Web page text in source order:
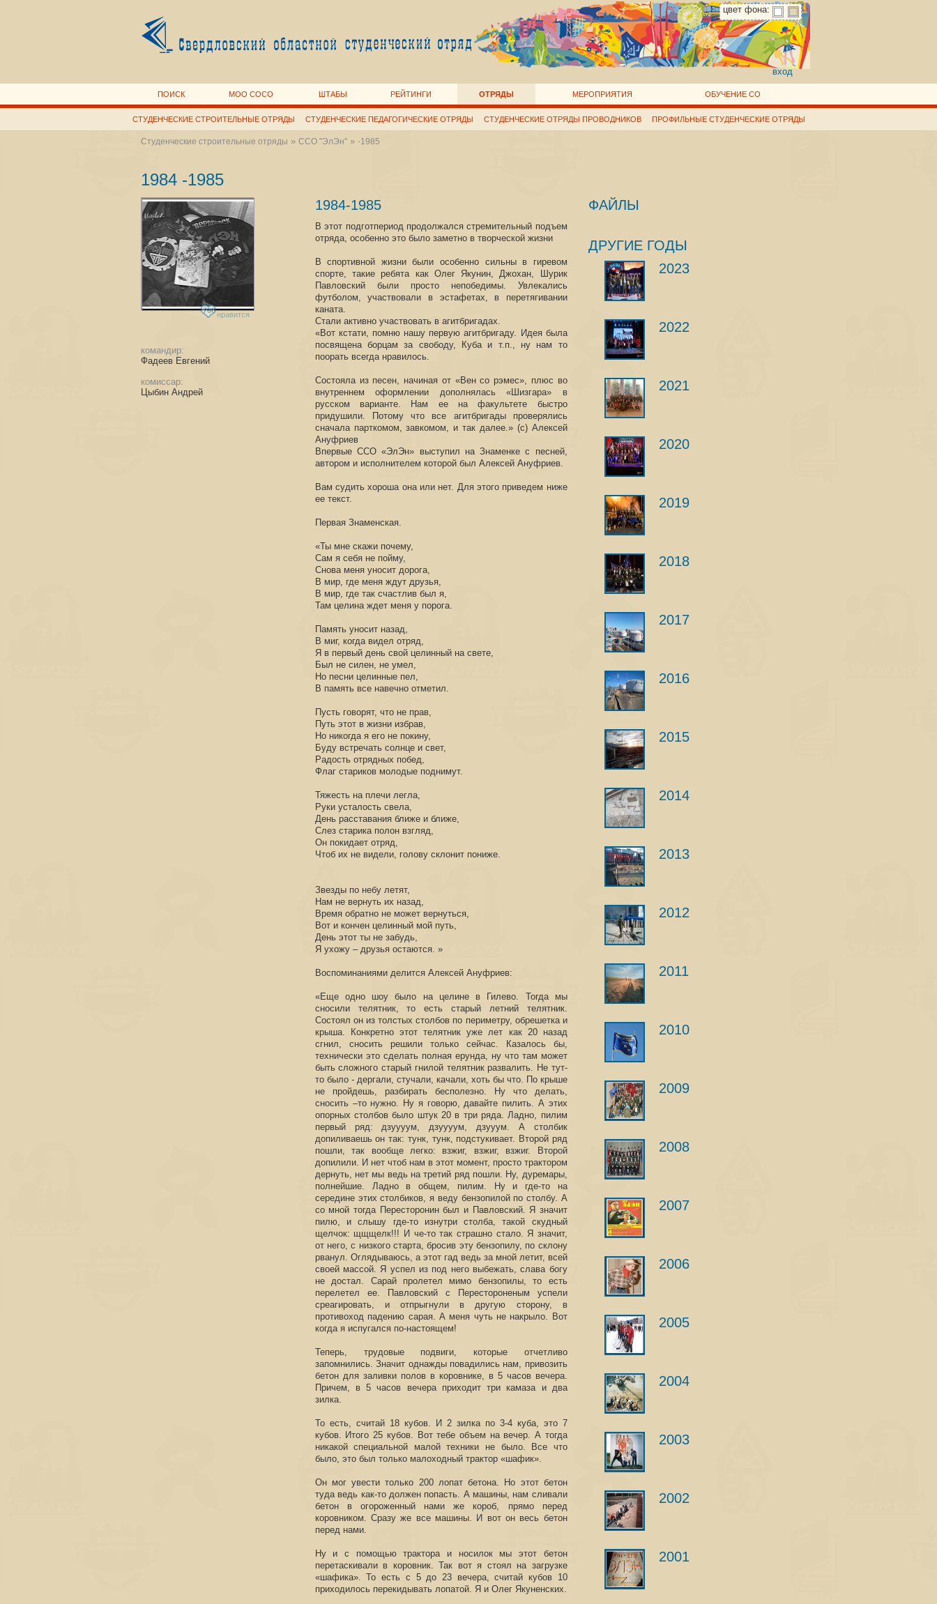
вход
ПОИСК МОО СОСО ШТАБЫ РЕЙТИНГИ ОТРЯДЫ МЕРОПРИЯТИЯ ОБУЧЕНИЕ СО
СТУДЕНЧЕСКИЕ СТРОИТЕЛЬНЫЕ ОТРЯДЫ СТУДЕНЧЕСКИЕ ПЕДАГОГИЧЕСКИЕ ОТРЯДЫ СТУДЕНЧЕСКИЕ ОТРЯДЫ ПРОВОДНИКОВ ПРОФИЛЬНЫЕ СТУДЕНЧЕСКИЕ ОТРЯДЫ
Студенческие строительные отряды » ССО "ЭлЭн"» -1985
1984 -1985
760 нравится
командир:
Фадеев Евгений
комиссар:
Цыбин Андрей
1984-1985
В этот подготпериод продолжался стремительный подъем
отряда, особенно это было заметно в творческой жизни
В спортивной жизни были особенно сильны в гиревом
спорте, такие ребята как Олег Якунин, Джохан, Шурик
Павловский были просто непобедимы. Увлекались
футболом, участвовали в эстафетах, в перетягивании
каната.
Стали активно участвовать в агитбригадах.
«Вот кстати, помню нашу первую агитбригаду. Идея была
посвящена борцам за свободу, Куба и т.п., ну нам то
поорать всегда нравилось.
Состояла из песен, начиная от «Вен со рэмес», плюс во
внутреннем оформлении дополнялась «Шизгара» в
русском варианте. Нам ее на факультете быстро
придушили. Потому что все агитбригады проверялись
сначала парткомом, завкомом, и так далее.» (с) Алексей
Ануфриев
Впервые ССО «ЭлЭн» выступил на Знаменке с песней,
автором и исполнителем которой был Алексей Ануфриев.
Вам судить хороша она или нет. Для этого приведем ниже
ее текст.
Первая Знаменская.
«Ты мне скажи почему,
Сам я себя не пойму,
Снова меня уносит дорога,
В мир, где меня ждут друзья,
В мир, где так счастлив был я,
Там целина ждет меня у порога.
Память уносит назад,
В миг, когда видел отряд,
Я в первый день свой целинный на свете,
Был не силен, не умел,
Но песни целинные пел,
В память все навечно отметил.
Пусть говорят, что не прав,
Путь этот в жизни избрав,
Но никогда я его не покину,
Буду встречать солнце и свет,
Радость отрядных побед,
Флаг стариков молодые поднимут.
Тяжесть на плечи легла,
Руки усталость свела,
День расставания ближе и ближе,
Слез старика полон взгляд,
Он покидает отряд,
Чтоб их не видели, голову склонит пониже.
Звезды по небу летят,
Нам не вернуть их назад,
Время обратно не может вернуться,
Вот и кончен целинный мой путь,
День этот ты не забудь,
Я ухожу – друзья остаются. »
Воспоминаниями делится Алексей Ануфриев:
«Еще одно шоу было на целине в Гилево. Тогда мы
сносили телятник, то есть старый летний телятник.
Состоял он из толстых столбов по периметру, обрешетка и
крыша. Конкретно этот телятник уже лет как 20 назад
сгнил, сносить решили только сейчас. Казалось бы,
технически это сделать полная ерунда, ну что там может
быть сложного старый гнилой телятник развалить. Не тут-
то было - дергали, стучали, качали, хоть бы что. По крыше
не пройдешь, разбирать бесполезно. Ну что делать,
сносить –то нужно. Ну я говорю, давайте пилить. А этих
опорных столбов было штук 20 в три ряда. Ладно, пилим
первый ряд: дзуууум, дзуууум, дзууум. А столбик
допиливаешь он так: тунк, тунк, подстукивает. Второй ряд
пошли, так вообще легко: взжиг, взжиг, взжиг. Второй
допилили. И нет чтоб нам в этот момент, просто трактором
дернуть, нет мы ведь на третий ряд пошли. Ну, дуремары,
полнейшие. Ладно в общем, пилим. Ну и где-то на
середине этих столбиков, я веду бензопилой по столбу. А
со мной тогда Пересторонин был и Павловский. Я значит
пилю, и слышу где-то изнутри столба, такой скудный
щелчок: щщщелк!!! И че-то так страшно стало. Я значит,
от него, с низкого старта, бросив эту бензопилу, по склону
рванул. Оглядываюсь, а этот гад ведь за мной летит, всей
своей массой. Я успел из под него выбежать, слава богу
не достал. Сарай пролетел мимо бензопилы, то есть
перелетел ее. Павловский с Перестороненым успели
среагировать, и отпрыгнули в другую сторону, в
противоход падению сарая. А меня чуть не накрыло. Вот
когда я испугался по-настоящем!
Теперь, трудовые подвиги, которые отчетливо
запомнились. Значит однажды повадились нам, привозить
бетон для заливки полов в коровнике, в 5 часов вечера.
Причем, в 5 часов вечера приходит три камаза и два
зилка.
То есть, считай 18 кубов. И 2 зилка по 3-4 куба, это 7
кубов. Итого 25 кубов. Вот тебе объем на вечер. А тогда
никакой специальной малой техники не было. Все что
было, это был только малоходный трактор «шафик».
Он мог увести только 200 лопат бетона. Но этот бетон
туда ведь как-то должен попасть. А машины, нам сливали
бетон в огороженный нами же короб, прямо перед
коровником. Сразу же все машины. И вот он весь бетон
перед нами.
Ну и с помощью трактора и носилок мы этот бетон
перетаскивали в коровник. Так вот я стоял на загрузке
«шафика». То есть с 5 до 23 вечера, считай кубов 10
приходилось перекидывать лопатой. Я и Олег Якуненских.
ФАЙЛЫ
ДРУГИЕ ГОДЫ
2023
2022
2021
2020
2019
2018
2017
2016
2015
2014
2013
2012
2011
2010
2009
2008
2007
2006
2005
2004
2003
2002
2001
цвет фона: